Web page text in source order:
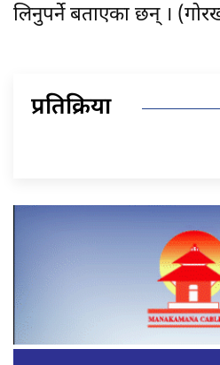
लिनुपर्ने बताएका छन् ।
प्रतिक्रिया